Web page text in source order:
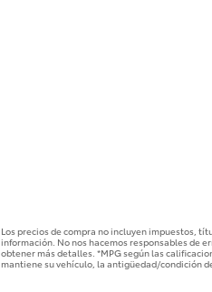
Los precios de compra no incluyen impuestos,
información. No nos hacemos responsables de
obtener más detalles. *MPG según las
mantiene su vehículo, la antigüedad/condición